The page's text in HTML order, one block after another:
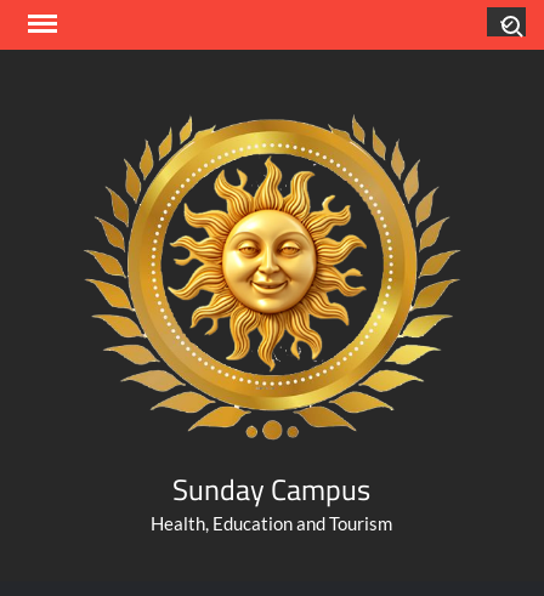
Skip
Sunday Campus
Health, Education and Tourism